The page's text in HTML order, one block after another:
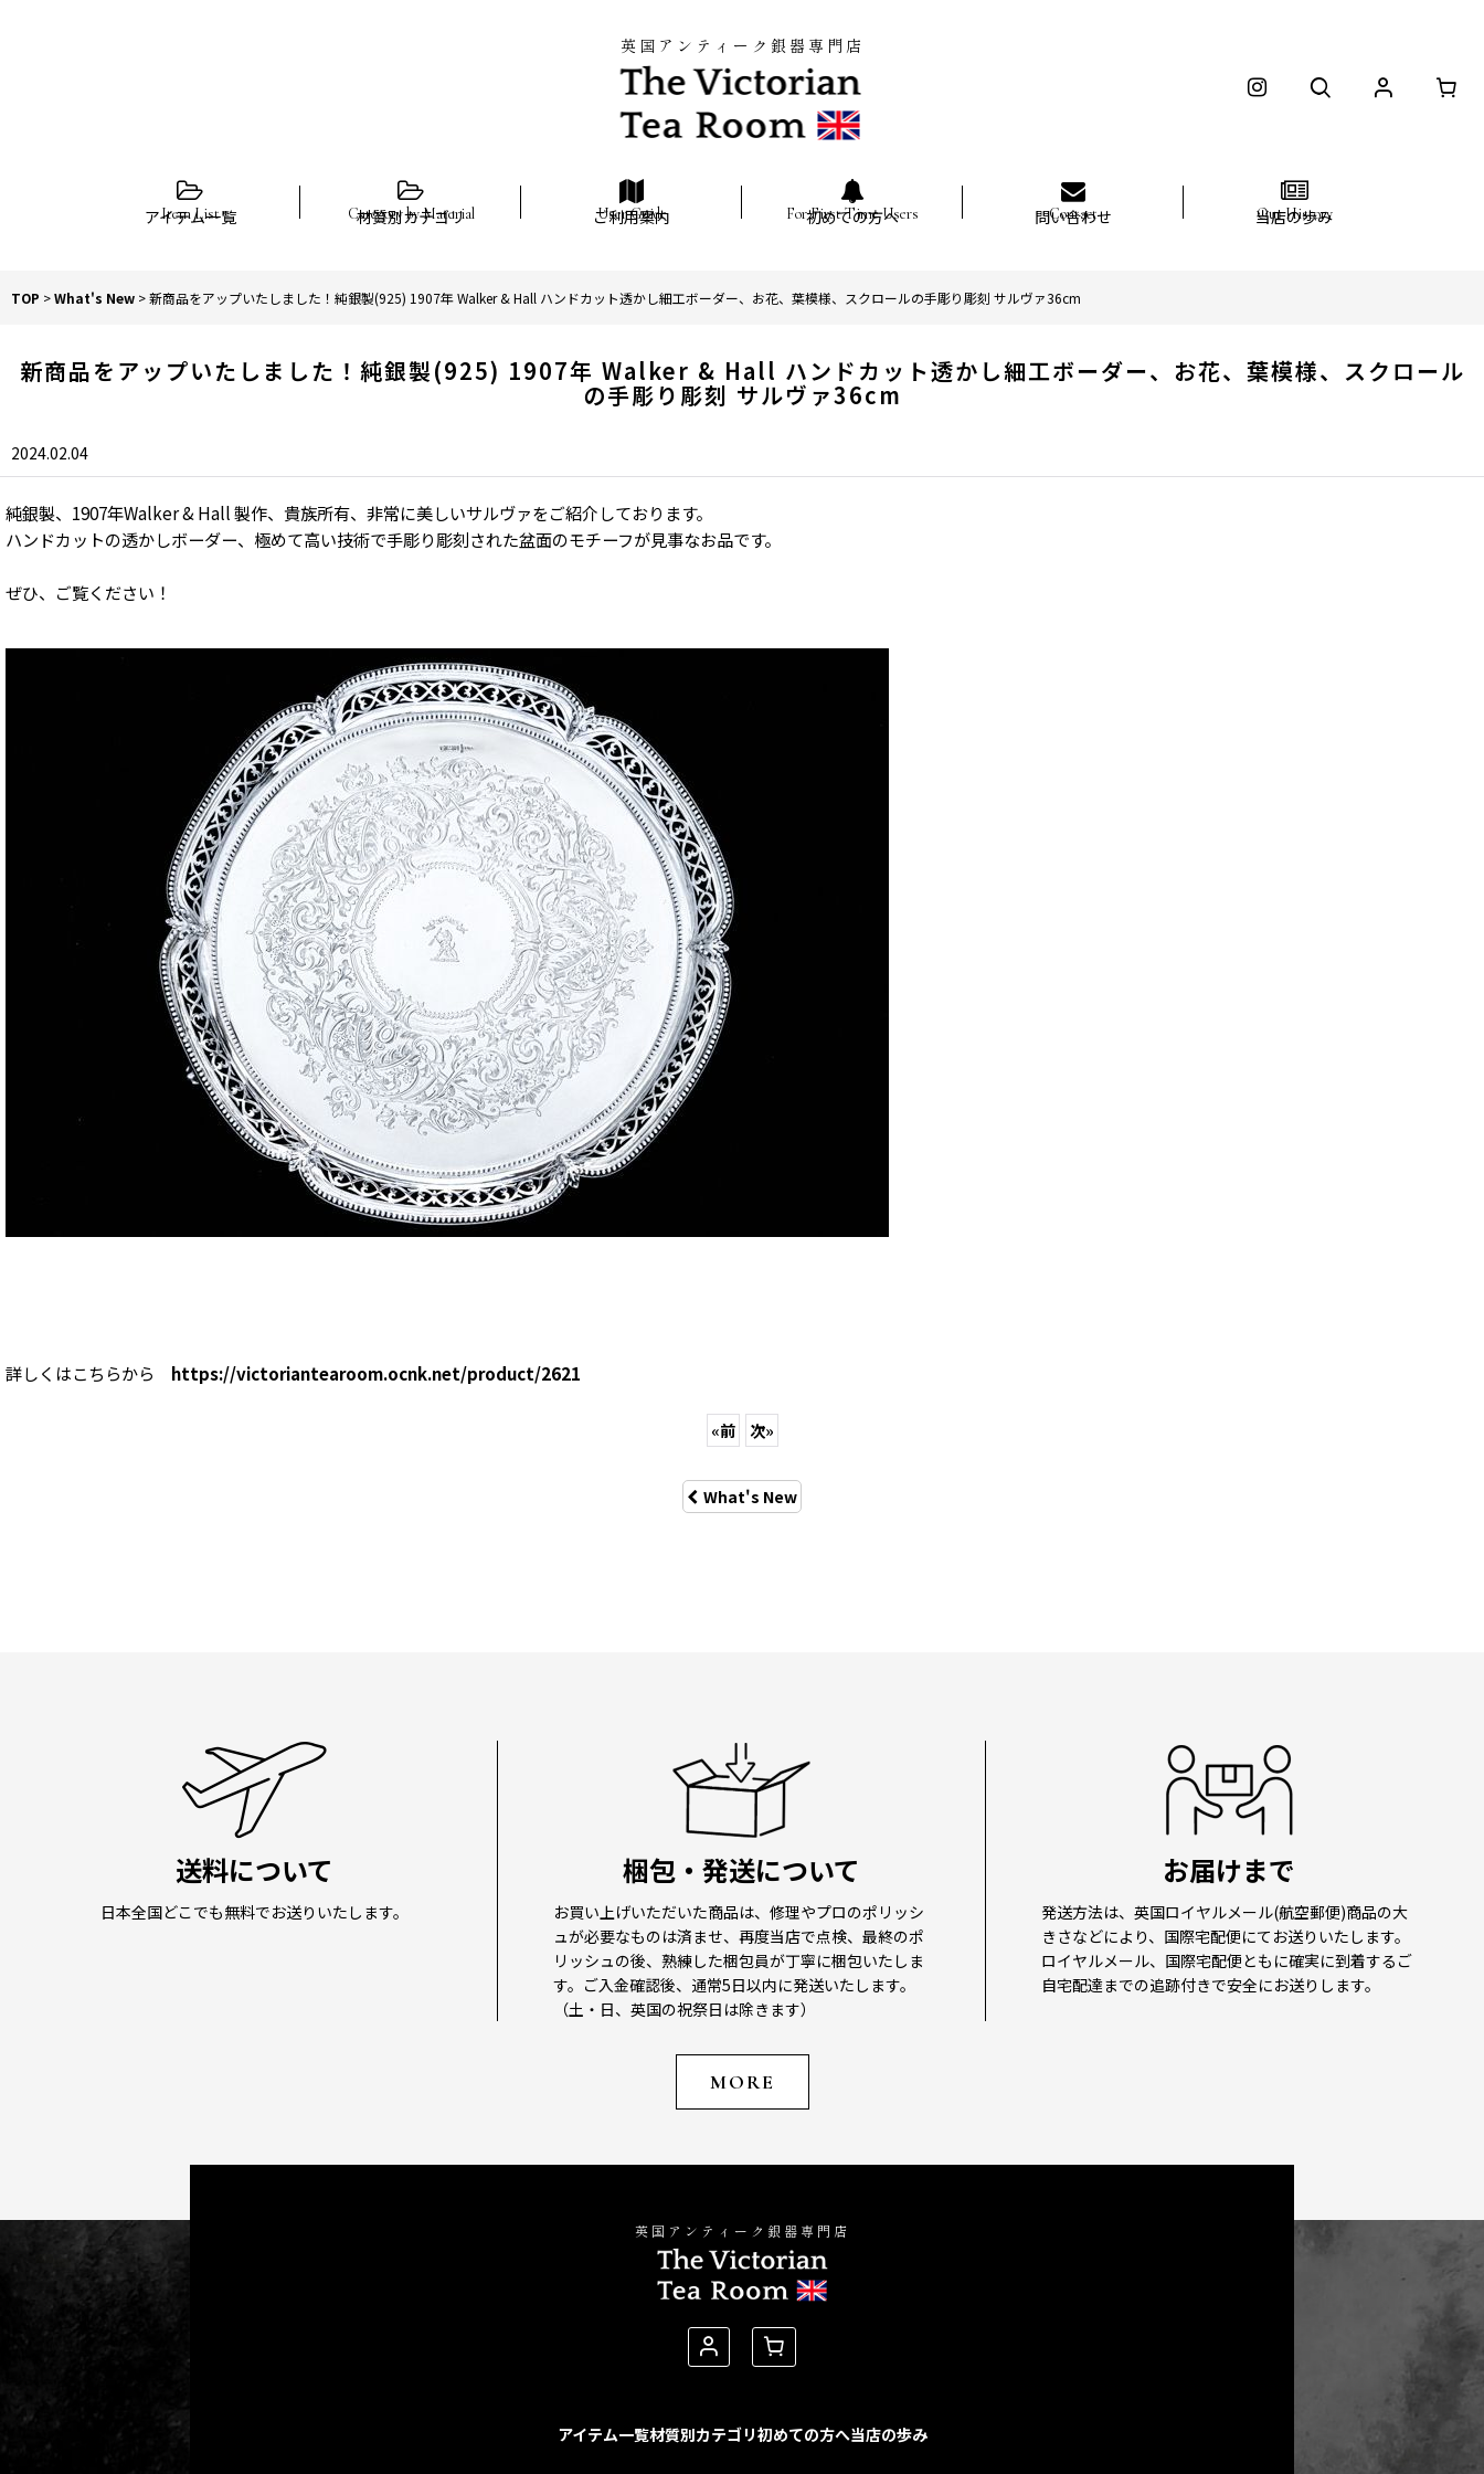
英国アンティーク銀器専門店
アイテム一覧 材質別カテゴリ ご利用案内 初めての方へ 問い合わせ 当店の歩み
TOP >What's New >新商品をアップいたしました！純銀製(925) 1907年 Walker & Hall ハンドカット透かし細工ボーダー、お花、葉模様、スクロールの手彫り彫刻 サルヴァ36cm
新商品をアップいたしました！純銀製(925) 1907年 Walker & Hall ハンドカット透かし細工ボーダー、お花、葉模様、スクロール
の手彫り彫刻 サルヴァ36cm
2024.02.04
純銀製、1907年Walker & Hall 製作、貴族所有、非常に美しいサルヴァをご紹介しております。
ハンドカットの透かしボーダー、極めて高い技術で手彫り彫刻された盆面のモチーフが見事なお品です。
ぜひ、ご覧ください！
詳しくはこちらから https://victoriantearoom.ocnk.net/product/2621
«前 次»
What's New
送料について
日本全国どこでも無料でお送りいたします。
梱包・発送について
お買い上げいただいた商品は、修理やプロのポリッシ
ュが必要なものは済ませ、再度当店で点検、最終のポ
リッシュの後、熟練した梱包員が丁寧に梱包いたしま
す。ご入金確認後、通常5日以内に発送いたします。
（土・日、英国の祝祭日は除きます）
お届けまで
発送方法は、英国ロイヤルメール(航空郵便)商品の大
きさなどにより、国際宅配便にてお送りいたします。
ロイヤルメール、国際宅配便ともに確実に到着するご
自宅配達までの追跡付きで安全にお送りします。
MORE
英国アンティーク銀器専門店
アイテム一覧材質別カテゴリ初めての方へ当店の歩み